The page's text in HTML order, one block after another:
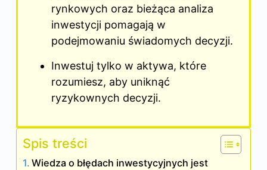
rynkowych oraz bieżąca analiza
inwestycji pomagają w
podejmowaniu świadomych decyzji.
Inwestuj tylko w aktywa, które
rozumiesz, aby uniknąć
ryzykownych decyzji.
Spis treści
Wiedza o błędach inwestycyjnych jest